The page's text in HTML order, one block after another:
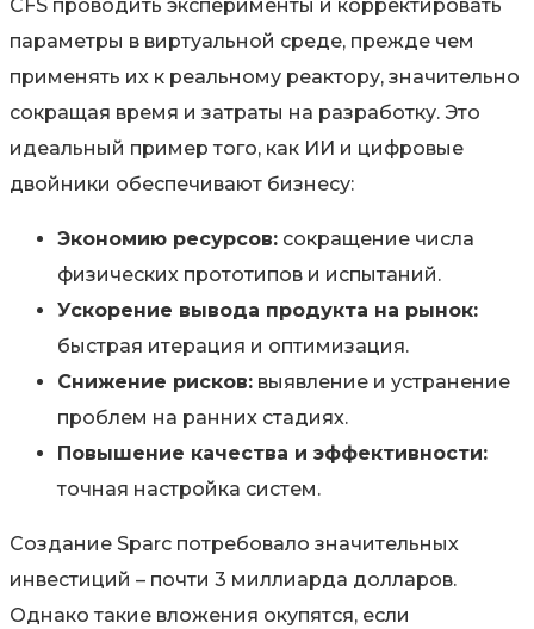
CFS проводить эксперименты и корректировать
параметры в виртуальной среде, прежде чем
применять их к реальному реактору, значительно
сокращая время и затраты на разработку. Это
идеальный пример того, как ИИ и цифровые
двойники обеспечивают бизнесу:
Экономию ресурсов: сокращение числа
физических прототипов и испытаний.
Ускорение вывода продукта на рынок:
быстрая итерация и оптимизация.
Снижение рисков: выявление и устранение
проблем на ранних стадиях.
Повышение качества и эффективности:
точная настройка систем.
Создание Sparc потребовало значительных
инвестиций – почти 3 миллиарда долларов.
Однако такие вложения окупятся, если